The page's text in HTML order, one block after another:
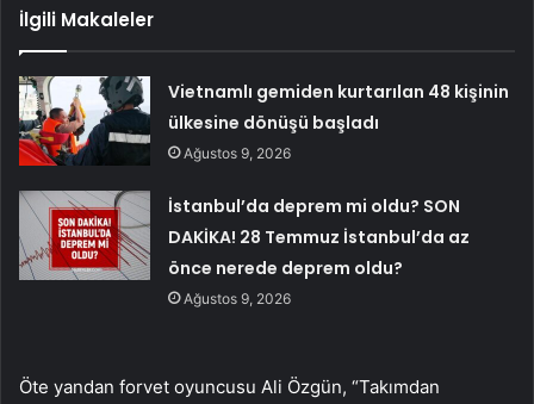
İlgili Makaleler
Vietnamlı gemiden kurtarılan 48 kişinin
ülkesine dönüşü başladı
Ağustos 9, 2026
İstanbul’da deprem mi oldu? SON
DAKİKA! 28 Temmuz İstanbul’da az
önce nerede deprem oldu?
Ağustos 9, 2026
Öte yandan forvet oyuncusu Ali Özgün, “Takımdan